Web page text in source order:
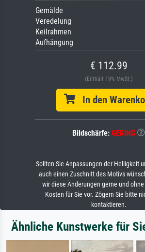
Gemälde
Veredelung
Keilrahmen
Aufhängung
€ 112.99
(Enthält 19% MwSt.)
In den
Bildschärfe: GERING
Sollten Sie Anpassungen der Helligkeit
auch einen Zuschnitt des Motivs
wir diese Änderungen gerne und
Kosten für Sie vor. Zögern Sie bitte
kontaktieren.
Ähnliche Kunstwerke für